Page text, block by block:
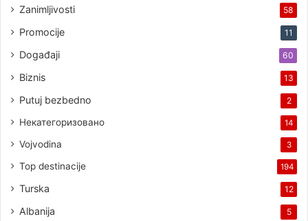
Zanimljivosti 58
Promocije 11
Događaji 60
Biznis 13
Putuj bezbedno 2
Некатегоризовано 14
Vojvodina 3
Top destinacije 194
Turska 12
Albanija 5